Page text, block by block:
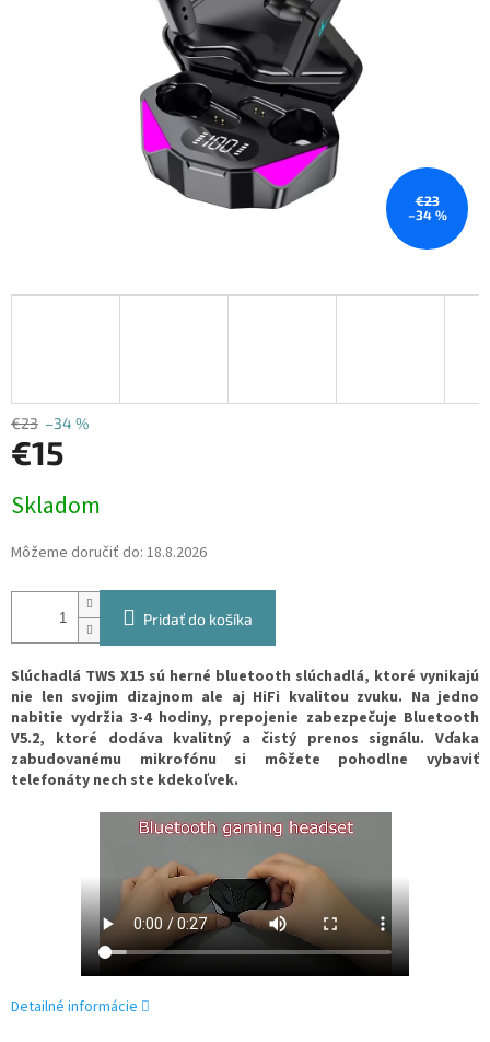
hviezdičiek.
€23
–34 %
€23 –34 %
€15
cena:
Skladom
Môžeme doručiť do: 18.8.2026
Pridať do košíka
Slúchadlá TWS X15 sú herné bluetooth slúchadlá, ktoré vynikajú
nie len svojim dizajnom ale aj HiFi kvalitou zvuku. Na jedno
nabitie vydržia 3-4 hodiny, prepojenie zabezpečuje Bluetooth
V5.2, ktoré dodáva kvalitný a čistý prenos signálu. Vďaka
zabudovanému mikrofónu si môžete pohodlne vybaviť
telefonáty nech ste kdekoľvek.
Detailné informácie